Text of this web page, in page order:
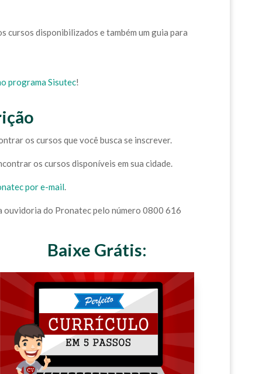
cursos disponibilizados e também um guia para
programa Sisutec!
os cursos que você busca se inscrever.
os cursos disponíveis em sua cidade.
por e-mail
ouvidoria do Pronatec pelo número 0800 616
Baixe Grátis: